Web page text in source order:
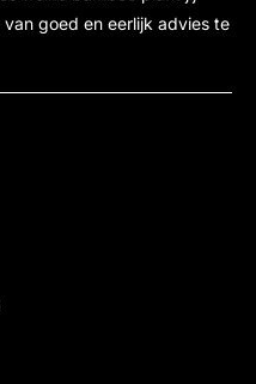
goed en eerlijk advies te